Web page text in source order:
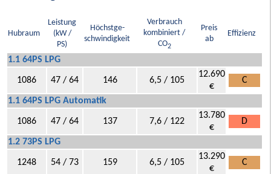
Hubraum
Leistung
(kW /
PS)
Höchstge-
schwindigkeit
Verbrauch
kombiniert /
CO2
Preis
ab
Effizienz
1.1 64PS LPG
1086 47 / 64 146 6,5 / 105
12.690
€
C
1.1 64PS LPG Automatik
1086 47 / 64 137 7,6 / 122
13.780
€
D
1.2 73PS LPG
1248 54 / 73 159 6,5 / 105
13.290
€
C